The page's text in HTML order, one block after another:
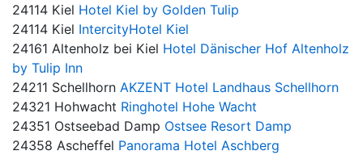
24114 Kiel Hotel Kiel by Golden Tulip
24114 Kiel IntercityHotel Kiel
24161 Altenholz bei Kiel Hotel Dänischer Hof Altenholz
by Tulip Inn
24211 Schellhorn AKZENT Hotel Landhaus Schellhorn
24321 Hohwacht Ringhotel Hohe Wacht
24351 Ostseebad Damp Ostsee Resort Damp
24358 Ascheffel Panorama Hotel Aschberg